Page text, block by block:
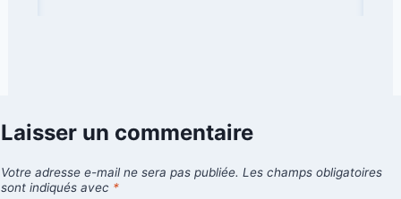
Laisser un commentaire
Votre adresse e-mail ne sera pas publiée. Les champs obligatoires
sont indiqués avec *